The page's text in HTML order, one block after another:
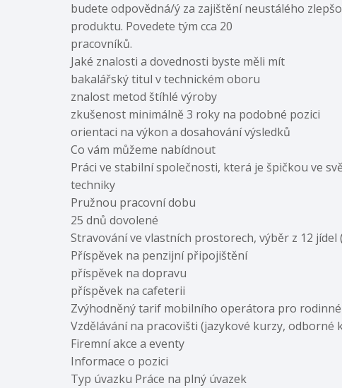
budete odpovědná/ý za zajištění neustálého
produktu. Povedete tým cca 20
pracovníků.
Jaké znalosti a dovednosti byste měli mít
bakalářský titul v technickém oboru
znalost metod štíhlé výroby
zkušenost minimálně 3 roky na podobné pozici
orientaci na výkon a dosahování výsledků
Co vám můžeme nabídnout
Práci ve stabilní společnosti, která je špičkou ve
techniky
Pružnou pracovní dobu
25 dnů dovolené
Stravování ve vlastních prostorech, výběr z 12
Příspěvek na penzijní připojištění
příspěvek na dopravu
příspěvek na cafeterii
Zvýhodněný tarif mobilního operátora pro
Vzdělávání na pracovišti (jazykové kurzy, odborné
Firemní akce a eventy
Informace o pozici
Typ úvazku Práce na plný úvazek